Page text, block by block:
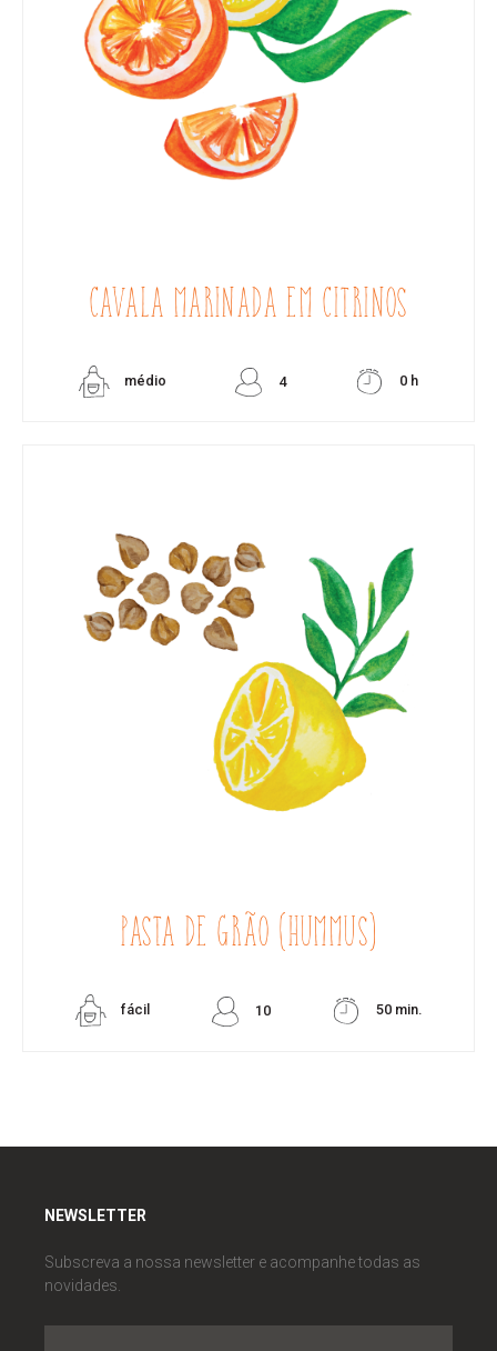
CAVALA MARINADA EM CITRINOS
médio 4 0 h
PASTA DE GRÃO (HUMMUS)
fácil 10 50 min.
NEWSLETTER
Subscreva a nossa newsletter e acompanhe todas as
novidades.